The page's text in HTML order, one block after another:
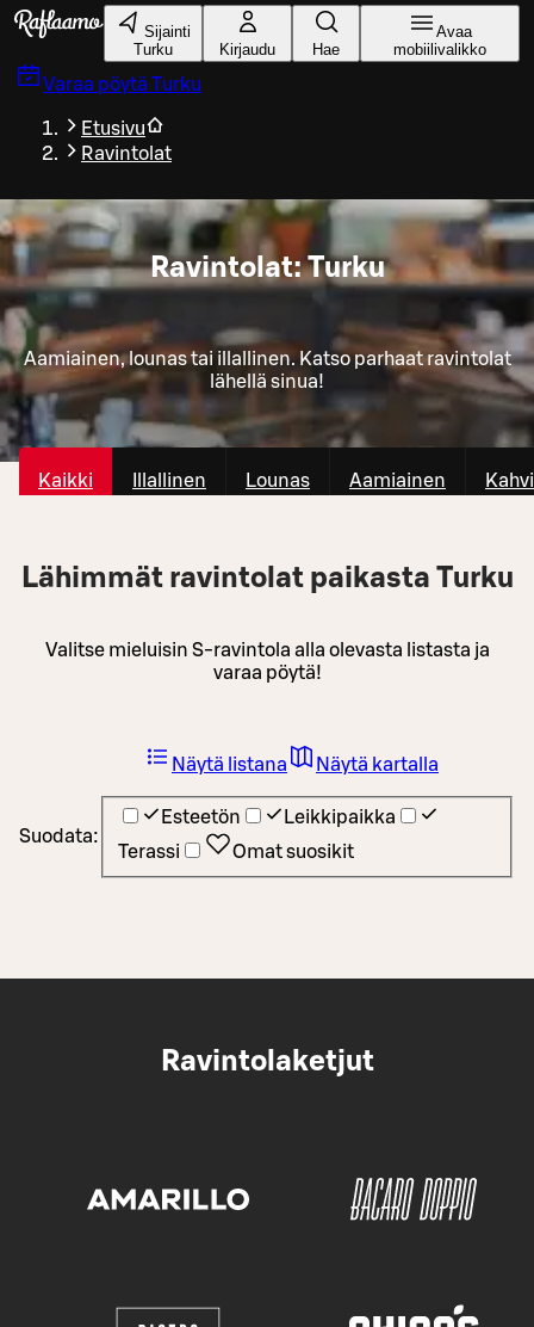
Siirry pääsisältöön
Sijainti
Turku
Kirjaudu Hae
Avaa
mobiilivalikko
Varaa pöytä Turku
Etusivu
Ravintolat
Ravintolat: Turku
Aamiainen, lounas tai illallinen. Katso parhaat ravintolat
lähellä sinua!
Kaikki Illallinen Lounas Aamiainen
Lähimmät ravintolat paikasta Turku
Valitse mieluisin S-ravintola alla olevasta listasta ja
varaa pöytä!
Suodata:
Esteetön
Leikkipaikka
Terassi
Omat suosikit
Näytä listana Näytä kartalla
Ravintolaketjut